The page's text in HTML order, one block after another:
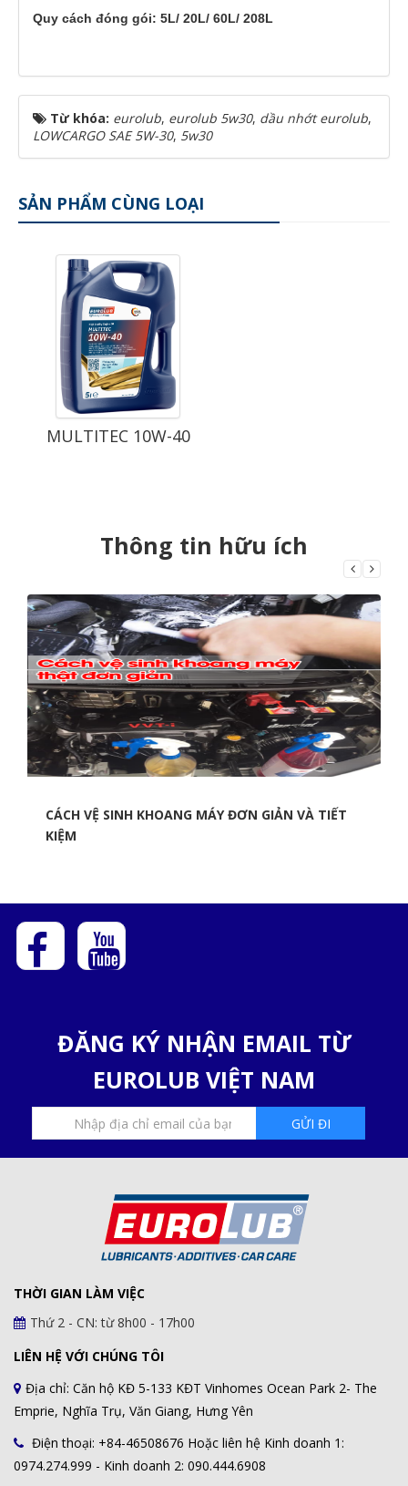
Quy cách đóng gói: 5L/ 20L/ 60L/ 208L
Từ khóa: eurolub, eurolub 5w30, dầu nhớt eurolub,
LOWCARGO SAE 5W-30, 5w30
SẢN PHẨM CÙNG LOẠI
MULTITEC 10W-40
Thông tin hữu ích
CÁCH VỆ SINH KHOANG MÁY ĐƠN GIẢN VÀ TIẾT
KIỆM
ĐĂNG KÝ NHẬN EMAIL TỪ
EUROLUB VIỆT NAM
THỜI GIAN LÀM VIỆC
Thứ 2 - CN: từ 8h00 - 17h00
LIÊN HỆ VỚI CHÚNG TÔI
Địa chỉ: Căn hộ KĐ 5-133 KĐT Vinhomes Ocean Park 2- The
Emprie, Nghĩa Trụ, Văn Giang, Hưng Yên
Điện thoại: +84-46508676 Hoặc liên hệ Kinh doanh 1:
0974.274.999 - Kinh doanh 2: 090.444.6908